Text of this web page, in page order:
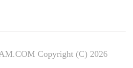
Copyright (C) 2026